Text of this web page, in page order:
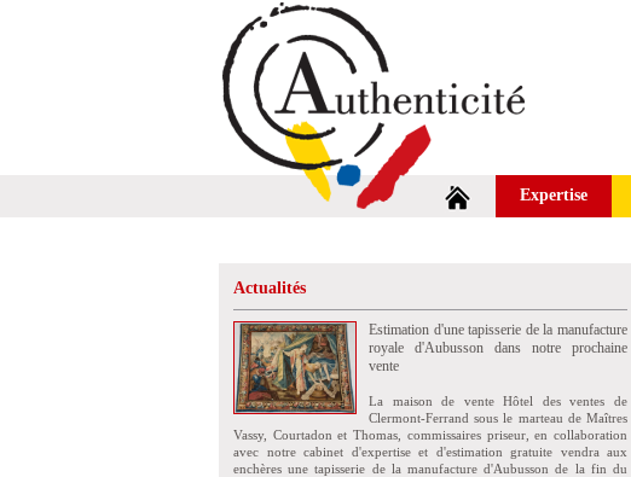
Expertise
Actualités
Estimation d'une tapisserie de la manufacture
royale d'Aubusson dans notre prochaine
vente
La maison de vente Hôtel des ventes de
Clermont-Ferrand sous le marteau de Maîtres
Vassy, Courtadon et Thomas, commissaires priseur, en collaboration
avec notre cabinet d'expertise et d'estimation gratuite vendra aux
enchères une tapisserie de la manufacture d'Aubusson de la fin du